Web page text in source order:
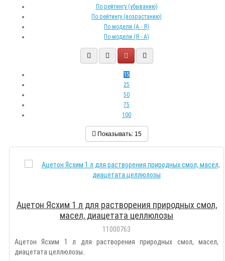
По рейтингу (убыванию)
По рейтингу (возрастанию)
По модели (A - Я)
По модели (Я - A)
15
25
50
75
100
Показывать: 15
Ацетон Ясхим 1 л для растворения природных смол,
масел, диацетата целлюлозы
11000763
Ацетон Ясхим 1 л для растворения природных смол, масел,
диацетата целлюлозы..